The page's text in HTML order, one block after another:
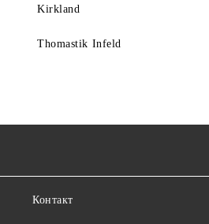
Kirkland
Thomastik Infeld
Контакт